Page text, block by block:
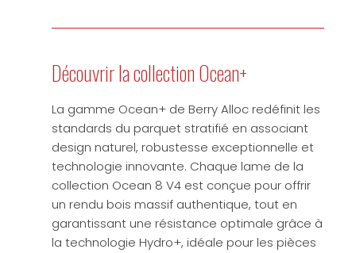
Découvrir la collection Ocean+
La gamme Ocean+ de Berry Alloc redéfinit les
standards du parquet stratifié en associant
design naturel, robustesse exceptionnelle et
technologie innovante. Chaque lame de la
collection Ocean 8 V4 est conçue pour offrir
un rendu bois massif authentique, tout en
garantissant une résistance optimale grâce à
la technologie Hydro+, idéale pour les pièces